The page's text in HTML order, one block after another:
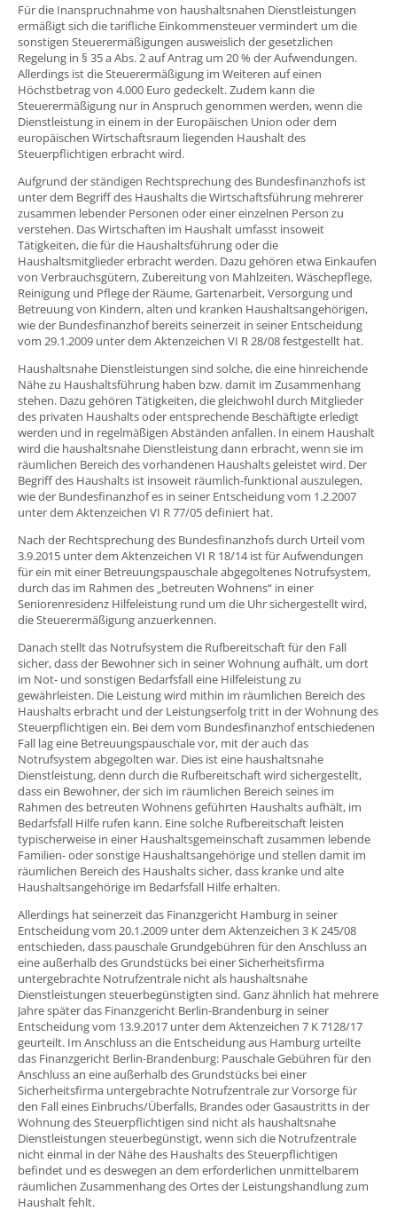
Für die Inanspruchnahme von haushaltsnahen Dienstleistungen
ermäßigt sich die tarifliche Einkommensteuer vermindert um die
sonstigen Steuerermäßigungen ausweislich der gesetzlichen
Regelung in § 35 a Abs. 2 auf Antrag um 20 % der Aufwendungen.
Allerdings ist die Steuerermäßigung im Weiteren auf einen
Höchstbetrag von 4.000 Euro gedeckelt. Zudem kann die
Steuerermäßigung nur in Anspruch genommen werden, wenn die
Dienstleistung in einem in der Europäischen Union oder dem
europäischen Wirtschaftsraum liegenden Haushalt des
Steuerpflichtigen erbracht wird.
Aufgrund der ständigen Rechtsprechung des Bundesfinanzhofs ist
unter dem Begriff des Haushalts die Wirtschaftsführung mehrerer
zusammen lebender Personen oder einer einzelnen Person zu
verstehen. Das Wirtschaften im Haushalt umfasst insoweit
Tätigkeiten, die für die Haushaltsführung oder die
Haushaltsmitglieder erbracht werden. Dazu gehören etwa Einkaufen
von Verbrauchsgütern, Zubereitung von Mahlzeiten, Wäschepflege,
Reinigung und Pflege der Räume, Gartenarbeit, Versorgung und
Betreuung von Kindern, alten und kranken Haushaltsangehörigen,
wie der Bundesfinanzhof bereits seinerzeit in seiner Entscheidung
vom 29.1.2009 unter dem Aktenzeichen VI R 28/08 festgestellt hat.
Haushaltsnahe Dienstleistungen sind solche, die eine hinreichende
Nähe zu Haushaltsführung haben bzw. damit im Zusammenhang
stehen. Dazu gehören Tätigkeiten, die gleichwohl durch Mitglieder
des privaten Haushalts oder entsprechende Beschäftigte erledigt
werden und in regelmäßigen Abständen anfallen. In einem Haushalt
wird die haushaltsnahe Dienstleistung dann erbracht, wenn sie im
räumlichen Bereich des vorhandenen Haushalts geleistet wird. Der
Begriff des Haushalts ist insoweit räumlich-funktional auszulegen,
wie der Bundesfinanzhof es in seiner Entscheidung vom 1.2.2007
unter dem Aktenzeichen VI R 77/05 definiert hat.
Nach der Rechtsprechung des Bundesfinanzhofs durch Urteil vom
3.9.2015 unter dem Aktenzeichen VI R 18/14 ist für Aufwendungen
für ein mit einer Betreuungspauschale abgegoltenes Notrufsystem,
durch das im Rahmen des „betreuten Wohnens“ in einer
Seniorenresidenz Hilfeleistung rund um die Uhr sichergestellt wird,
die Steuerermäßigung anzuerkennen.
Danach stellt das Notrufsystem die Rufbereitschaft für den Fall
sicher, dass der Bewohner sich in seiner Wohnung aufhält, um dort
im Not- und sonstigen Bedarfsfall eine Hilfeleistung zu
gewährleisten. Die Leistung wird mithin im räumlichen Bereich des
Haushalts erbracht und der Leistungserfolg tritt in der Wohnung des
Steuerpflichtigen ein. Bei dem vom Bundesfinanzhof entschiedenen
Fall lag eine Betreuungspauschale vor, mit der auch das
Notrufsystem abgegolten war. Dies ist eine haushaltsnahe
Dienstleistung, denn durch die Rufbereitschaft wird sichergestellt,
dass ein Bewohner, der sich im räumlichen Bereich seines im
Rahmen des betreuten Wohnens geführten Haushalts aufhält, im
Bedarfsfall Hilfe rufen kann. Eine solche Rufbereitschaft leisten
typischerweise in einer Haushaltsgemeinschaft zusammen lebende
Familien- oder sonstige Haushaltsangehörige und stellen damit im
räumlichen Bereich des Haushalts sicher, dass kranke und alte
Haushaltsangehörige im Bedarfsfall Hilfe erhalten.
Allerdings hat seinerzeit das Finanzgericht Hamburg in seiner
Entscheidung vom 20.1.2009 unter dem Aktenzeichen 3 K 245/08
entschieden, dass pauschale Grundgebühren für den Anschluss an
eine außerhalb des Grundstücks bei einer Sicherheitsfirma
untergebrachte Notrufzentrale nicht als haushaltsnahe
Dienstleistungen steuerbegünstigten sind. Ganz ähnlich hat mehrere
Jahre später das Finanzgericht Berlin-Brandenburg in seiner
Entscheidung vom 13.9.2017 unter dem Aktenzeichen 7 K 7128/17
geurteilt. Im Anschluss an die Entscheidung aus Hamburg urteilte
das Finanzgericht Berlin-Brandenburg: Pauschale Gebühren für den
Anschluss an eine außerhalb des Grundstücks bei einer
Sicherheitsfirma untergebrachte Notrufzentrale zur Vorsorge für
den Fall eines Einbruchs/Überfalls, Brandes oder Gasaustritts in der
Wohnung des Steuerpflichtigen sind nicht als haushaltsnahe
Dienstleistungen steuerbegünstigt, wenn sich die Notrufzentrale
nicht einmal in der Nähe des Haushalts des Steuerpflichtigen
befindet und es deswegen an dem erforderlichen unmittelbarem
räumlichen Zusammenhang des Ortes der Leistungshandlung zum
Haushalt fehlt.